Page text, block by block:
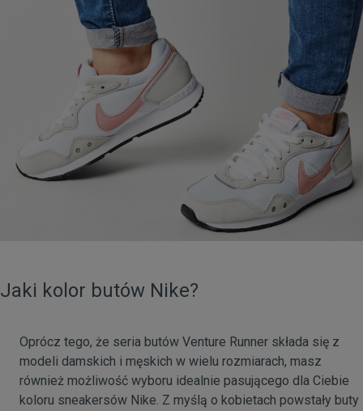
Jaki kolor butów Nike?
Oprócz tego, że seria butów Venture Runner składa się z
modeli damskich i męskich w wielu rozmiarach, masz
również możliwość wyboru idealnie pasującego dla Ciebie
koloru sneakersów Nike. Z myślą o kobietach powstały buty